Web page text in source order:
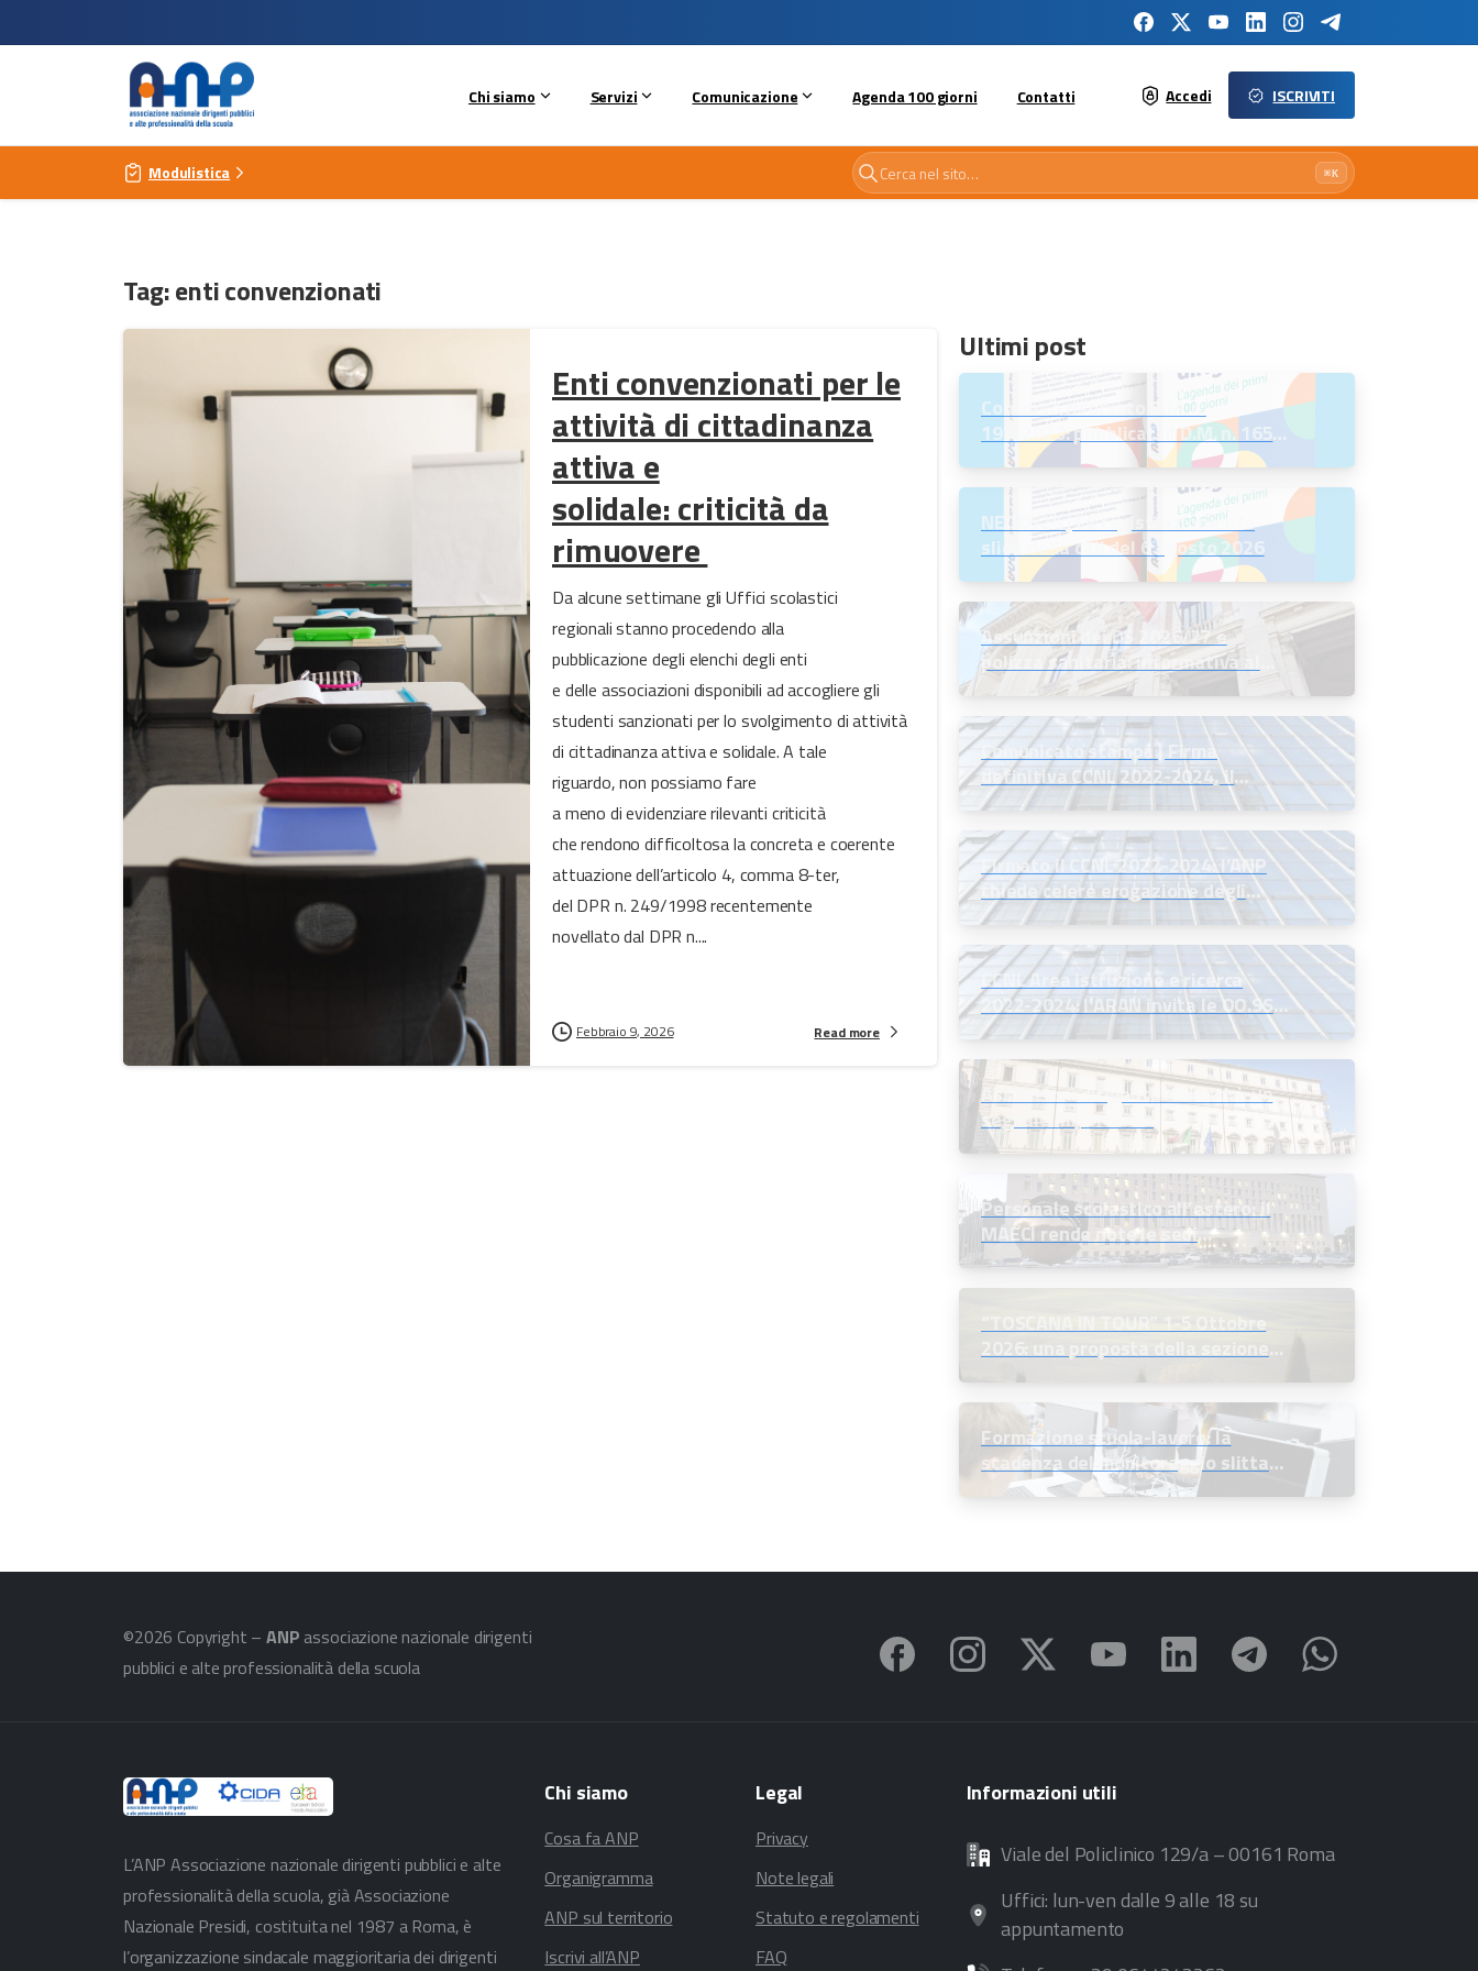
Chi siamo Servizi Comunicazione Agenda 100 giorni Contatti Accedi ISCRIVITI
Modulistica ⌘K
Tag:enti convenzionati
Enti convenzionati per le
attività di cittadinanza
attiva e
solidale: criticità da
rimuovere
Da alcune settimane gli Uffici scolastici
regionali stanno procedendo alla
pubblicazione degli elenchi degli enti
e delle associazioni disponibili ad accogliere gli
studenti sanzionati per lo svolgimento di attività
di cittadinanza attiva e solidale. A tale
riguardo, non possiamo fare
a meno di evidenziare rilevanti criticità
che rendono difficoltosa la concreta e coerente
attuazione dell’articolo 4, comma 8-ter,
del DPR n. 249/1998 recentemente
novellato dal DPR n....
Febbraio 9, 2026 Read more
Ultimi post
Concorso riservato D.M. n.
197/2023: pubblicati il D.M. n. 165
del 7 agosto 2026 e l’Avviso per la
scelta della regione
NEODS26 | La registrazione e le
slide della call del 6 agosto 2026
Assunzioni dei DS 2026/27 e
polizza sanitaria: informativa al
Comunicato stampa | Firma
definitiva CCNL 2022-2024, il
commento del Presidente ANP
Firmato il CCNL 2022-2024: l’ANP
chiede celere erogazione degli
arretrati
CCNL Area istruzione e ricerca
2022-2024: l’ARAN invita le OO.SS.
alla firma definitiva
Assunzioni dirigenti scolastici: un
segnale importante
Personale scolastico all’estero: il
MAECI rende note le sedi
disponibili e indice le selezioni
Formazione scuola-lavoro: la
scadenza del monitoraggio slitta
all’11 settembre 2026
©2026 Copyright –ANP associazione nazionale dirigenti
pubblici e alte professionalità della scuola
L’ANP Associazione nazionale dirigenti pubblici e alte
professionalità della scuola, già Associazione
Nazionale Presidi, costituita nel 1987 a Roma, è
l’organizzazione sindacale maggioritaria dei dirigenti
Chi siamo
Cosa fa ANP
Organigramma
ANP sul territorio
Iscrivi all’ANP
Legal
Privacy
Note legali
Statuto e regolamenti
FAQ
Informazioni utili
Viale del Policlinico 129/a – 00161 Roma
Uffici: lun-ven dalle 9 alle 18 su
appuntamento